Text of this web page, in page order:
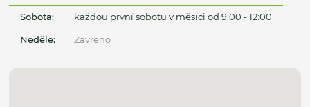
Sobota: každou první sobotu v měsíci od 9:00 - 12:00
Neděle: Zavřeno